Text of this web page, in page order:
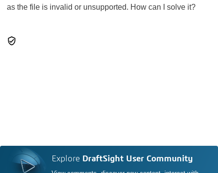
as the file is invalid or unsupported. How can I solve it?
Explore DraftSight User Community